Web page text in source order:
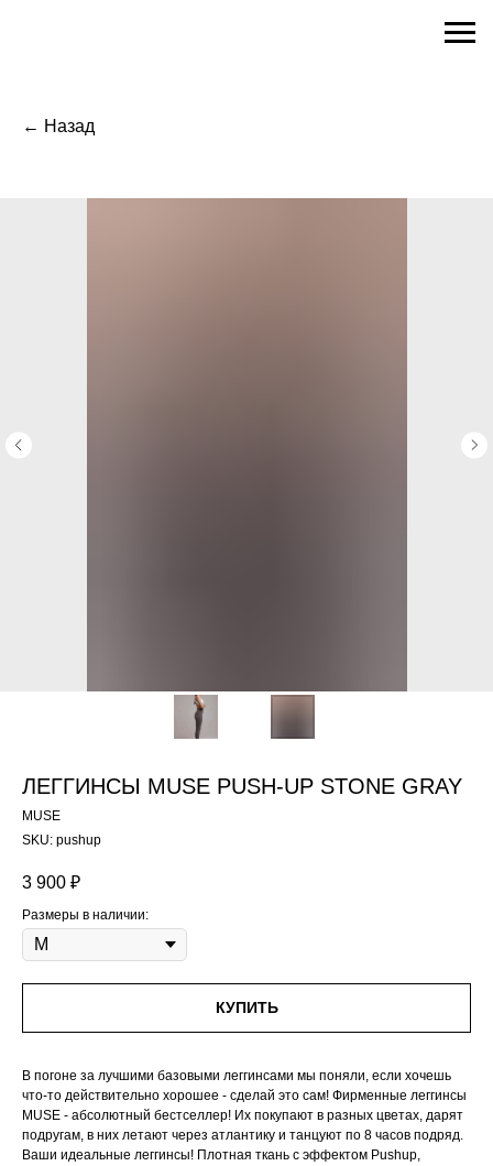
← Назад
ЛЕГГИНСЫ MUSE PUSH-UP STONE GRAY
MUSE
SKU: pushup
3 900 ₽
Размеры в наличии:
КУПИТЬ
В погоне за лучшими базовыми леггинсами мы поняли, если хочешь
что-то действительно хорошее - сделай это сам! Фирменные леггинсы
MUSE - абсолютный бестселлер! Их покупают в разных цветах, дарят
подругам, в них летают через атлантику и танцуют по 8 часов подряд.
Ваши идеальные леггинсы! Плотная ткань с эффектом Pushup,